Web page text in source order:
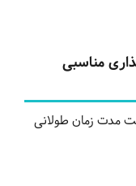
مناسبی
مدت زمان طولانی